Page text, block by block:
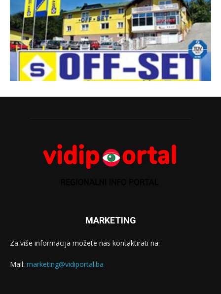
MARKETING
Za više informacija možete nas kontaktirati na:
Mail: marketing@vidiportal.ba